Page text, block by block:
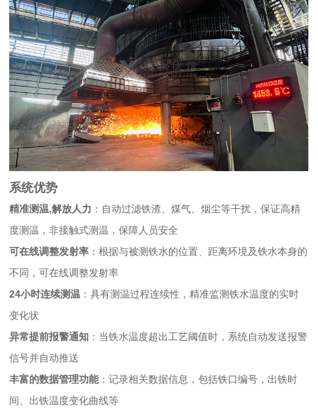
系统优势
精准测温,解放人力 ：自动过滤铁渣、煤气、烟尘等干扰，保证高精
度测温，非接触式测温，保障人员安全
可在线调整发射率 ：根据与被测铁水的位置、距离环境及铁水本身的
不同，可在线调整发射率
24小时连续测温 ：具有测温过程连续性，精准监测铁水温度的实时
变化状
异常提前报警通知 ：当铁水温度超出工艺阈值时，系统自动发送报警
信号并自动推送
丰富的数据管理功能：记录相关数据信息，包括铁口编号，出铁时
间、出铁温度变化曲线等